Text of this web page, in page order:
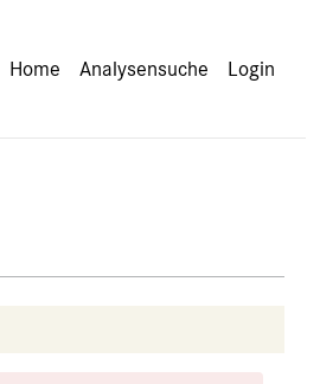
Home Analysensuche Login